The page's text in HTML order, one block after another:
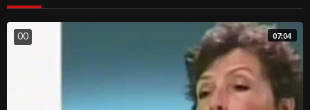
07:04
00